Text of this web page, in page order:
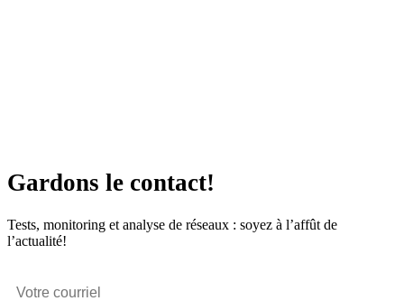
Gardons le contact!
Tests, monitoring et analyse de réseaux : soyez à l’affût de
l’actualité!